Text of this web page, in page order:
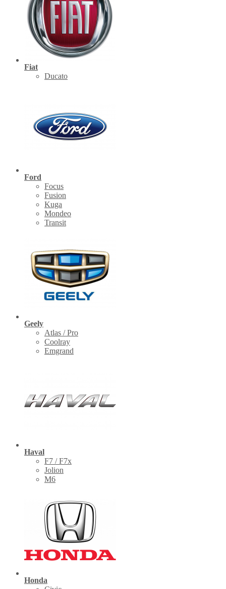
Fiat
Ducato
Ford
Focus
Fusion
Kuga
Mondeo
Transit
Geely
Atlas / Pro
Coolray
Emgrand
Haval
F7 / F7x
Jolion
M6
Honda